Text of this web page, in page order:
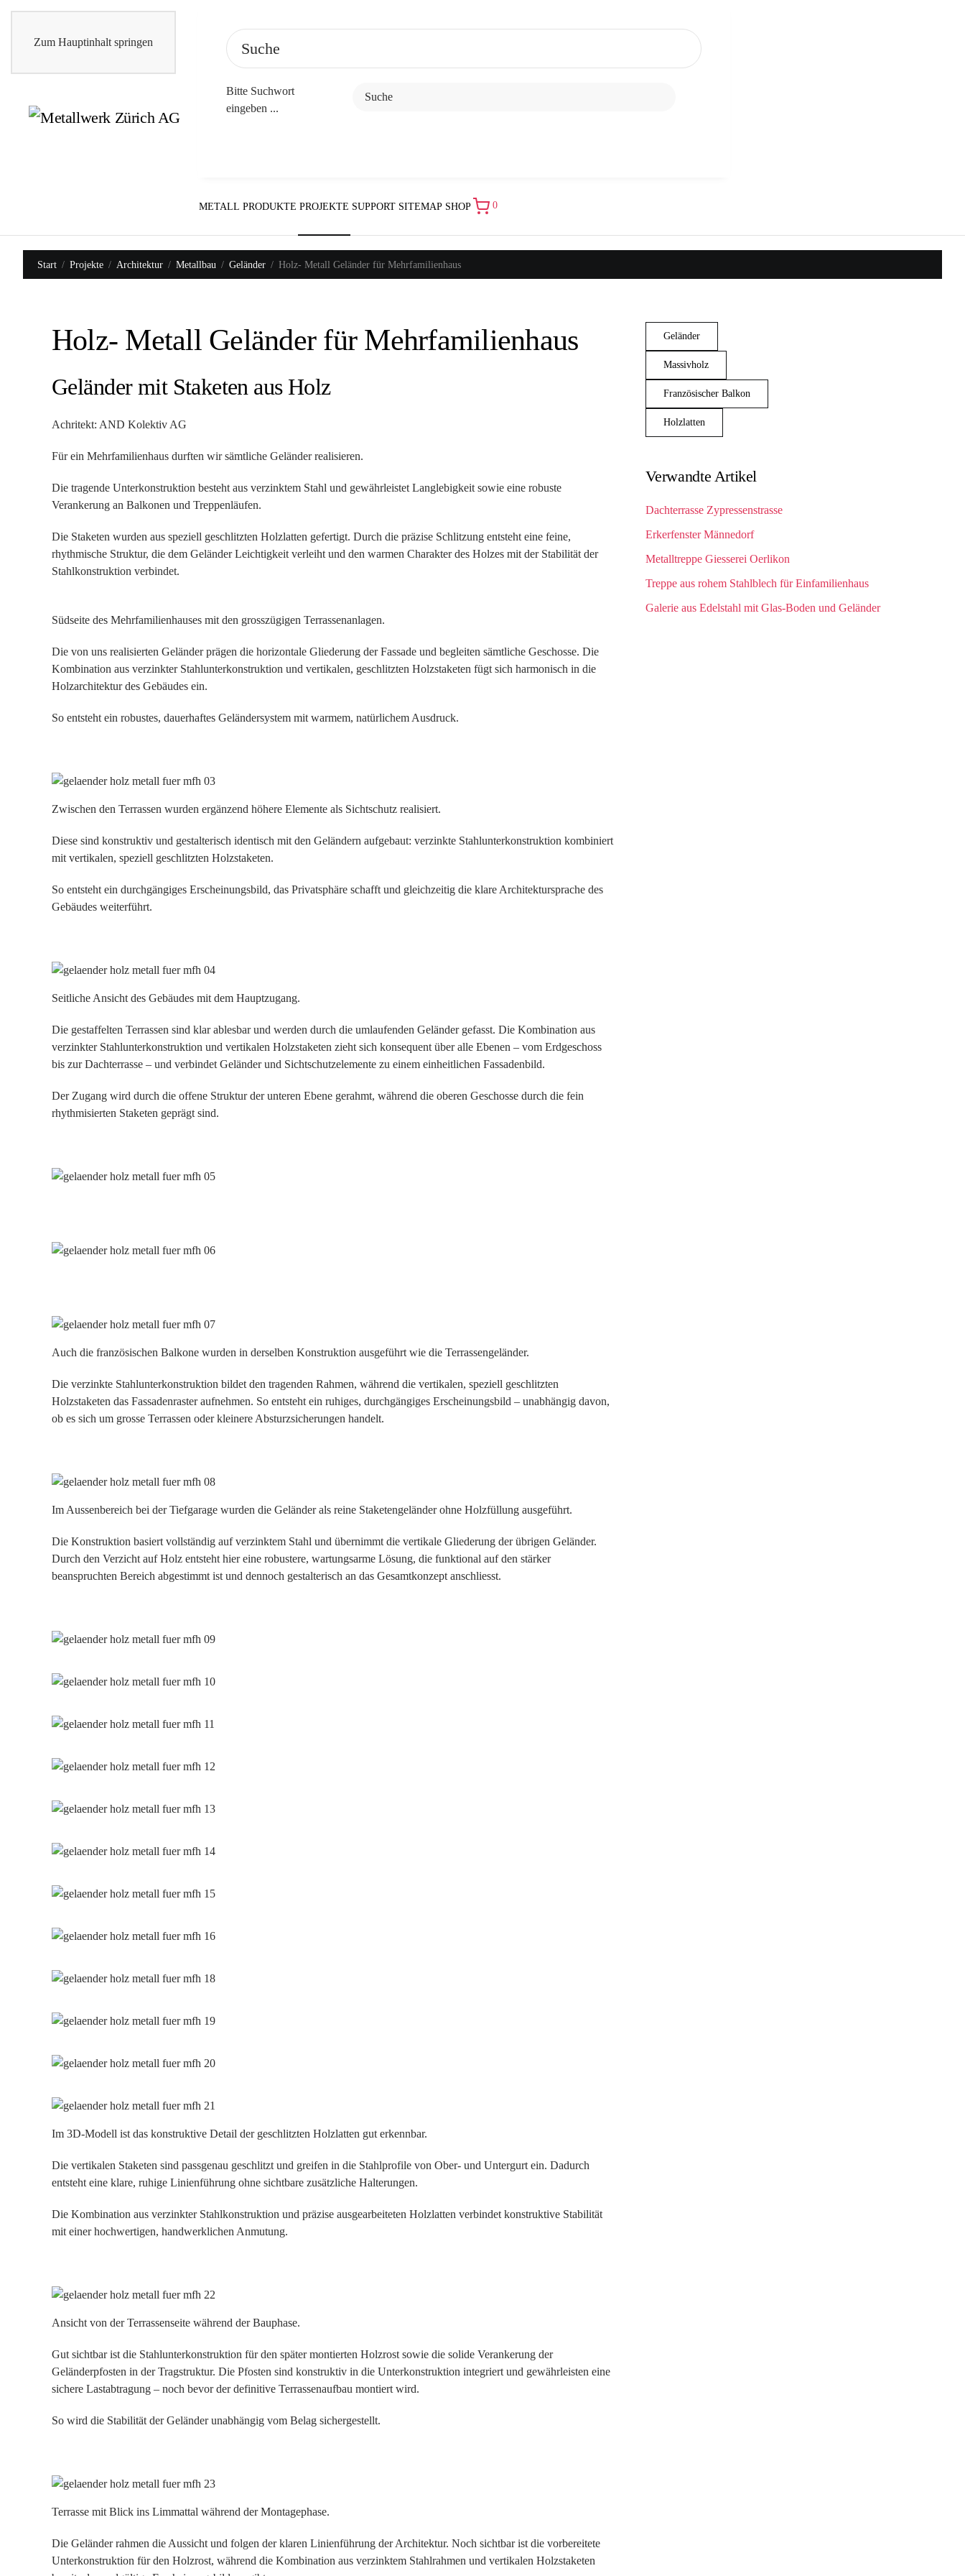
Zum Hauptinhalt springen
Bitte Suchwort
eingeben ...
METALL PRODUKTE PROJEKTE SUPPORT SITEMAP SHOP 0
Start Projekte Architektur Metallbau Geländer Holz- Metall Geländer für Mehrfamilienhaus
Holz- Metall Geländer für Mehrfamilienhaus
Geländer mit Staketen aus Holz
Achritekt: AND Kolektiv AG
Für ein Mehrfamilienhaus durften wir sämtliche Geländer realisieren.
Die tragende Unterkonstruktion besteht aus verzinktem Stahl und gewährleistet Langlebigkeit sowie eine robuste
Verankerung an Balkonen und Treppenläufen.
Die Staketen wurden aus speziell geschlitzten Holzlatten gefertigt. Durch die präzise Schlitzung entsteht eine feine,
rhythmische Struktur, die dem Geländer Leichtigkeit verleiht und den warmen Charakter des Holzes mit der Stabilität der
Stahlkonstruktion verbindet.
Südseite des Mehrfamilienhauses mit den grosszügigen Terrassenanlagen.
Die von uns realisierten Geländer prägen die horizontale Gliederung der Fassade und begleiten sämtliche Geschosse. Die
Kombination aus verzinkter Stahlunterkonstruktion und vertikalen, geschlitzten Holzstaketen fügt sich harmonisch in die
Holzarchitektur des Gebäudes ein.
So entsteht ein robustes, dauerhaftes Geländersystem mit warmem, natürlichem Ausdruck.
Zwischen den Terrassen wurden ergänzend höhere Elemente als Sichtschutz realisiert.
Diese sind konstruktiv und gestalterisch identisch mit den Geländern aufgebaut: verzinkte Stahlunterkonstruktion kombiniert
mit vertikalen, speziell geschlitzten Holzstaketen.
So entsteht ein durchgängiges Erscheinungsbild, das Privatsphäre schafft und gleichzeitig die klare Architektursprache des
Gebäudes weiterführt.
Seitliche Ansicht des Gebäudes mit dem Hauptzugang.
Die gestaffelten Terrassen sind klar ablesbar und werden durch die umlaufenden Geländer gefasst. Die Kombination aus
verzinkter Stahlunterkonstruktion und vertikalen Holzstaketen zieht sich konsequent über alle Ebenen – vom Erdgeschoss
bis zur Dachterrasse – und verbindet Geländer und Sichtschutzelemente zu einem einheitlichen Fassadenbild.
Der Zugang wird durch die offene Struktur der unteren Ebene gerahmt, während die oberen Geschosse durch die fein
rhythmisierten Staketen geprägt sind.
Auch die französischen Balkone wurden in derselben Konstruktion ausgeführt wie die Terrassengeländer.
Die verzinkte Stahlunterkonstruktion bildet den tragenden Rahmen, während die vertikalen, speziell geschlitzten
Holzstaketen das Fassadenraster aufnehmen. So entsteht ein ruhiges, durchgängiges Erscheinungsbild – unabhängig davon,
ob es sich um grosse Terrassen oder kleinere Absturzsicherungen handelt.
Im Aussenbereich bei der Tiefgarage wurden die Geländer als reine Staketengeländer ohne Holzfüllung ausgeführt.
Die Konstruktion basiert vollständig auf verzinktem Stahl und übernimmt die vertikale Gliederung der übrigen Geländer.
Durch den Verzicht auf Holz entsteht hier eine robustere, wartungsarme Lösung, die funktional auf den stärker
beanspruchten Bereich abgestimmt ist und dennoch gestalterisch an das Gesamtkonzept anschliesst.
Im 3D-Modell ist das konstruktive Detail der geschlitzten Holzlatten gut erkennbar.
Die vertikalen Staketen sind passgenau geschlitzt und greifen in die Stahlprofile von Ober- und Untergurt ein. Dadurch
entsteht eine klare, ruhige Linienführung ohne sichtbare zusätzliche Halterungen.
Die Kombination aus verzinkter Stahlkonstruktion und präzise ausgearbeiteten Holzlatten verbindet konstruktive Stabilität
mit einer hochwertigen, handwerklichen Anmutung.
Ansicht von der Terrassenseite während der Bauphase.
Gut sichtbar ist die Stahlunterkonstruktion für den später montierten Holzrost sowie die solide Verankerung der
Geländerpfosten in der Tragstruktur. Die Pfosten sind konstruktiv in die Unterkonstruktion integriert und gewährleisten eine
sichere Lastabtragung – noch bevor der definitive Terrassenaufbau montiert wird.
So wird die Stabilität der Geländer unabhängig vom Belag sichergestellt.
Terrasse mit Blick ins Limmattal während der Montagephase.
Die Geländer rahmen die Aussicht und folgen der klaren Linienführung der Architektur. Noch sichtbar ist die vorbereitete
Unterkonstruktion für den Holzrost, während die Kombination aus verzinktem Stahlrahmen und vertikalen Holzstaketen
Geländer
Massivholz
Französischer Balkon
Holzlatten
Verwandte Artikel
Dachterrasse Zypressenstrasse
Erkerfenster Männedorf
Metalltreppe Giesserei Oerlikon
Treppe aus rohem Stahlblech für Einfamilienhaus
Galerie aus Edelstahl mit Glas-Boden und Geländer